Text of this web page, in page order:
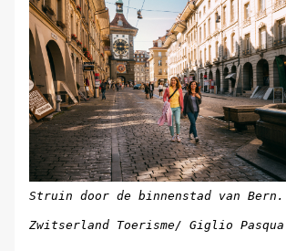
Struin door de binnenstad van Bern.
Zwitserland Toerisme/ Giglio Pasqua